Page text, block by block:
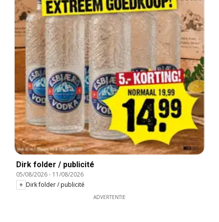
Dirk folder / publicité
05/08/2026- 11/08/2026
Dirk folder / publicité
ADVERTENTIE